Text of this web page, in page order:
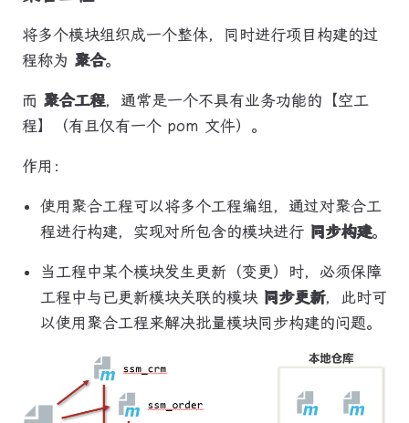
将多个模块组织成一个整体，同时进行项目构建的过
程称为 聚合。
而 聚合工程，通常是一个不具有业务功能的【空工
程】（有且仅有一个 pom 文件）。
作用：
使用聚合工程可以将多个工程编组，通过对聚合工
程进行构建，实现对所包含的模块进行 同步构建。
当工程中某个模块发生更新（变更）时，必须保障
工程中与已更新模块关联的模块 同步更新，此时可
以使用聚合工程来解决批量模块同步构建的问题。